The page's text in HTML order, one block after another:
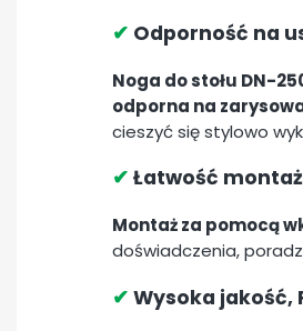
✔ Odporność na
Noga do stołu DN-
odporna na
cieszyć się stylowo
✔ Łatwość
Montaż za pomocą
doświadczenia,
✔ Wysoka jakość,